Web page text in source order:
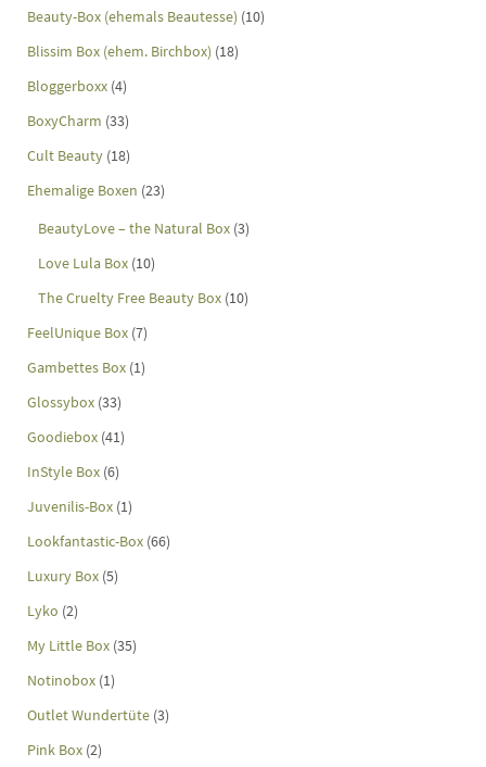
Beauty-Box (ehemals Beautesse) (10)
Blissim Box (ehem. Birchbox) (18)
Bloggerboxx (4)
BoxyCharm (33)
Cult Beauty (18)
Ehemalige Boxen (23)
BeautyLove – the Natural Box (3)
Love Lula Box (10)
The Cruelty Free Beauty Box (10)
FeelUnique Box (7)
Gambettes Box (1)
Glossybox (33)
Goodiebox (41)
InStyle Box (6)
Juvenilis-Box (1)
Lookfantastic-Box (66)
Luxury Box (5)
Lyko (2)
My Little Box (35)
Notinobox (1)
Outlet Wundertüte (3)
Pink Box (2)